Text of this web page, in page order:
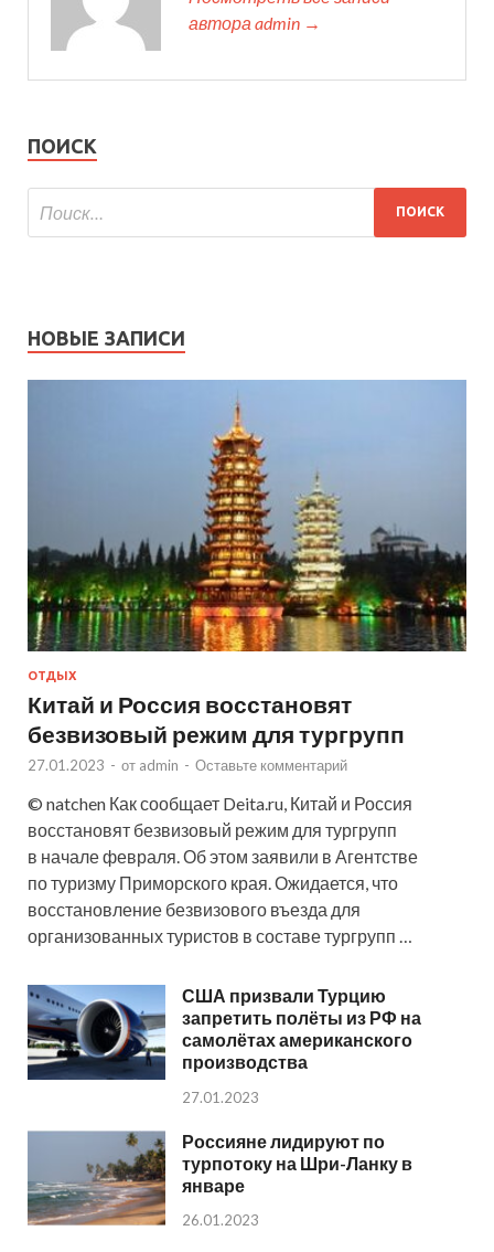
автора admin →
ПОИСК
НОВЫЕ ЗАПИСИ
ОТДЫХ
Китай и Россия восстановят
безвизовый режим для тургрупп
27.01.2023 - от admin - Оставьте комментарий
© natchen Как сообщает Deita.ru, Китай и Россия
восстановят безвизовый режим для тургрупп
в начале февраля. Об этом заявили в Агентстве
по туризму Приморского края. Ожидается, что
восстановление безвизового въезда для
организованных туристов в составе тургрупп …
США призвали Турцию
запретить полёты из РФ на
самолётах американского
производства
27.01.2023
Россияне лидируют по
турпотоку на Шри-Ланку в
январе
26.01.2023